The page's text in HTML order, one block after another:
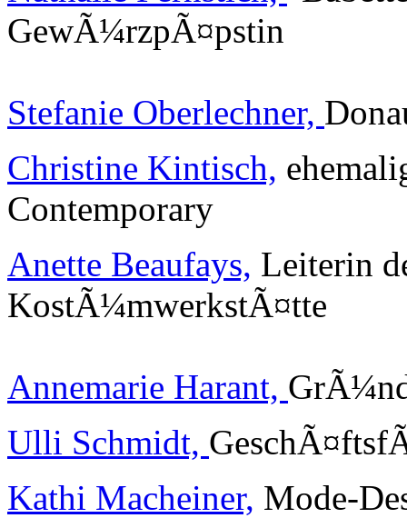
GewÃ¼rzpÃ¤pstin
Stefanie Oberlechner,
Christine Kintisch,
Contemporary
Anette Beaufays, Leiterin
KostÃ¼mwerkstÃ¤tte
Annemarie Harant,
Ulli Schmidt,
Kathi Macheiner, Mode-